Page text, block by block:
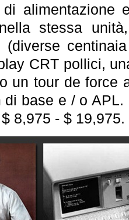
alimentazione
stessa
(diverse
CRT pollici,
un tour de force
base e / o APL.
8,975 - $ 19,975.